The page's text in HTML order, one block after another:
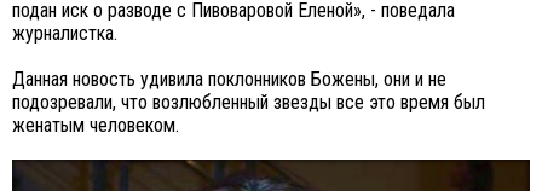
подан иск о разводе с Пивоваровой Еленой», - поведала
журналистка.
Данная новость удивила поклонников Божены, они и не
подозревали, что возлюбленный звезды все это время был
женатым человеком.